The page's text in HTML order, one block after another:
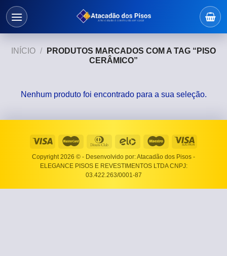
Skip
INÍCIO /
PRODUTOS MARCADOS COM A TAG “PISO
CERÂMICO”
Nenhum produto foi encontrado para a sua seleção.
Copyright 2026 © - Desenvolvido por: Atacadão dos Pisos -
ELEGANCE PISOS E REVESTIMENTOS LTDA CNPJ:
03.422.263/0001-87